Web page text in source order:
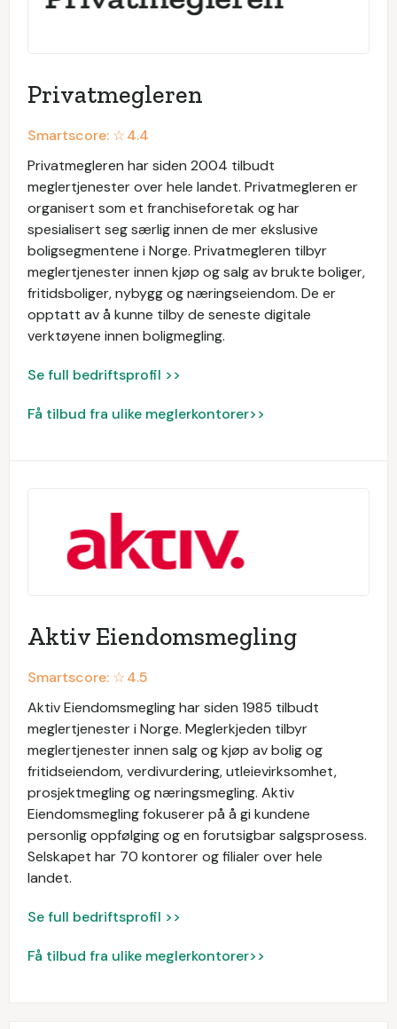
Privatmegleren
Smartscore: ☆4.4
Privatmegleren har siden 2004 tilbudt
meglertjenester over hele landet. Privatmegleren er
organisert som et franchiseforetak og har
spesialisert seg særlig innen de mer ekslusive
boligsegmentene i Norge. Privatmegleren tilbyr
meglertjenester innen kjøp og salg av brukte boliger,
fritidsboliger, nybygg og næringseiendom. De er
opptatt av å kunne tilby de seneste digitale
verktøyene innen boligmegling.
Se full bedriftsprofil >>
Få tilbud fra ulike meglerkontorer>>
Aktiv Eiendomsmegling
Smartscore: ☆4.5
Aktiv Eiendomsmegling har siden 1985 tilbudt
meglertjenester i Norge. Meglerkjeden tilbyr
meglertjenester innen salg og kjøp av bolig og
fritidseiendom, verdivurdering, utleievirksomhet,
prosjektmegling og næringsmegling. Aktiv
Eiendomsmegling fokuserer på å gi kundene
personlig oppfølging og en forutsigbar salgsprosess.
Selskapet har 70 kontorer og filialer over hele
landet.
Se full bedriftsprofil >>
Få tilbud fra ulike meglerkontorer>>